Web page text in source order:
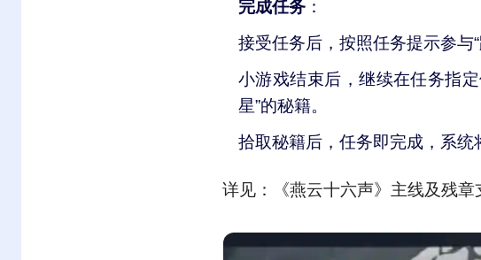
完成任务 ：
接受任务后，按照任务提示参与“
小游戏结束后，继续在任务指
星”的秘籍。
拾取秘籍后，任务即完成，系统
详见：《燕云十六声》主线及残